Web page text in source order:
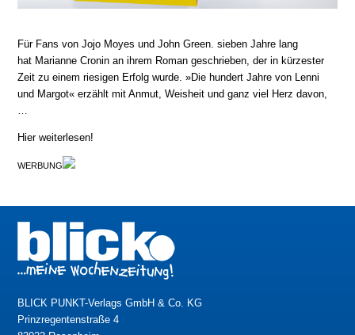
Für Fans von Jojo Moyes und John Green. sieben Jahre lang
hat Marianne Cronin an ihrem Roman geschrieben, der in kürzester
Zeit zu einem riesigen Erfolg wurde. »Die hundert Jahre von Lenni
und Margot« erzählt mit Anmut, Weisheit und ganz viel Herz davon,
…
Hier weiterlesen!
WERBUNG
BLICK PUNKT-Verlags GmbH & Co. KG
Prinzregentenstraße 4